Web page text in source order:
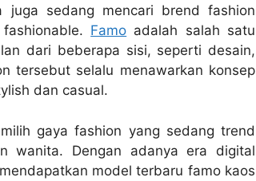
juga sedang mencari brend fashion
Famo adalah salah satu
dari beberapa sisi, seperti desain,
tersebut selalu menawarkan konsep
dan casual.
gaya fashion yang sedang trend
wanita. Dengan adanya era digital
model terbaru famo kaos